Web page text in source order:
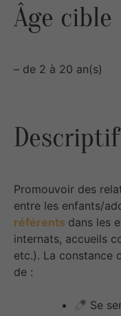
Âge cible
– de 2 à 20 an(s)
Promouvoir des
entre les enfants/
référents dans les
internats, accueils
etc.). La constance
de :
Se